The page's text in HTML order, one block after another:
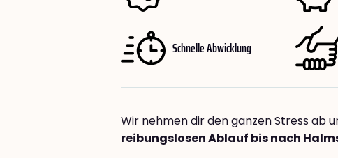
Schnelle Abwicklung
Wir nehmen dir den ganzen Stress ab
reibungslosen Ablauf bis nach